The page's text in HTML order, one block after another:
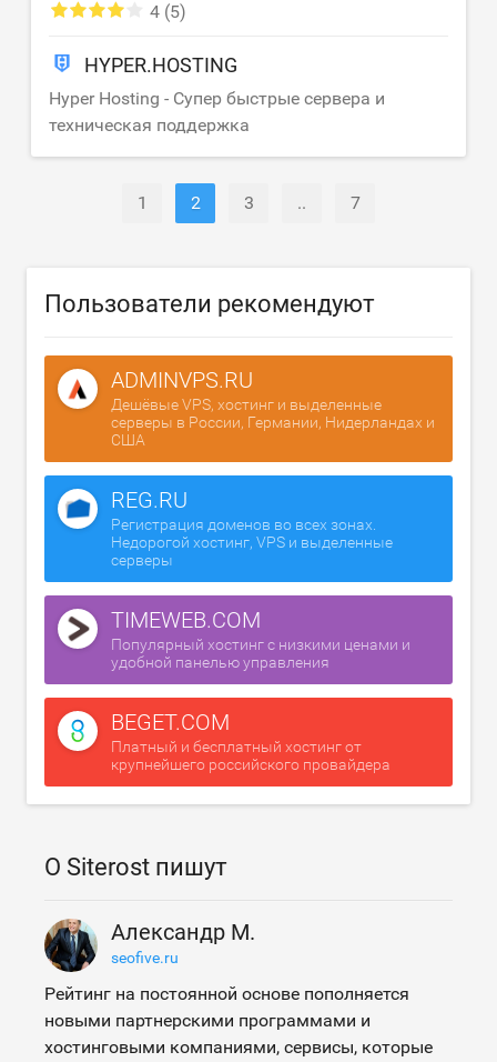
HYPER.HOSTING
Hyper Hosting - Супер быстрые сервера и
техническая поддержка
4 (5)
1 2 3 .. 7
Пользователи рекомендуют
ADMINVPS.RU
Дешёвые VPS, хостинг и выделенные
серверы в России, Германии, Нидерландах и
США
REG.RU
Регистрация доменов во всех зонах.
Недорогой хостинг, VPS и выделенные
серверы
TIMEWEB.COM
Популярный хостинг с низкими ценами и
удобной панелью управления
BEGET.COM
Платный и бесплатный хостинг от
крупнейшего российского провайдера
О Siterost пишут
Александр М.
seofive.ru
Рейтинг на постоянной основе пополняется
новыми партнерскими программами и
хостинговыми компаниями, сервисы, которые